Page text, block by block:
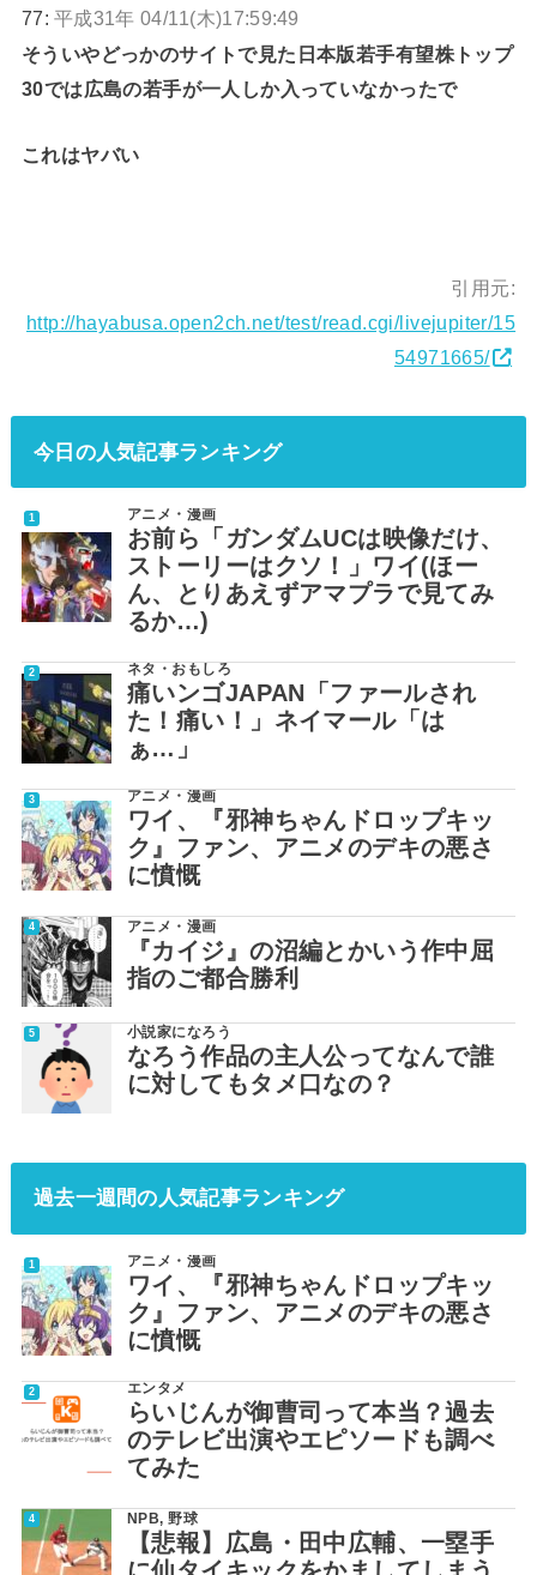
77:平成31年 04/11(木)17:59:49
そういやどっかのサイトで見た日本版若手有望株トップ
30では広島の若手が一人しか入っていなかったで
これはヤバい
引用元:
http://hayabusa.open2ch.net/test/read.cgi/livejupiter/15
54971665/
今日の人気記事ランキング
アニメ・漫画
お前ら「ガンダムUCは映像だけ、
ストーリーはクソ！」ワイ(ほー
ん、とりあえずアマプラで見てみ
るか…)
ネタ・おもしろ
痛いンゴJAPAN「ファールされ
た！痛い！」ネイマール「は
ぁ…」
アニメ・漫画
ワイ、『邪神ちゃんドロップキッ
ク』ファン、アニメのデキの悪さ
に憤慨
アニメ・漫画
『カイジ』の沼編とかいう作中屈
指のご都合勝利
小説家になろう
なろう作品の主人公ってなんで誰
に対してもタメ口なの？
過去一週間の人気記事ランキング
アニメ・漫画
ワイ、『邪神ちゃんドロップキッ
ク』ファン、アニメのデキの悪さ
に憤慨
エンタメ
らいじんが御曹司って本当？過去
のテレビ出演やエピソードも調べ
てみた
NPB,野球
【悲報】広島・田中広輔、一塁手
に仙タイキックをかましてしまう